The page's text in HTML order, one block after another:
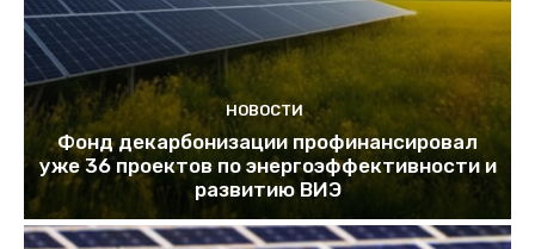
НОВОСТИ
Фонд декарбонизации профинансировал
уже 36 проектов по энергоэффективности и
развитию ВИЭ